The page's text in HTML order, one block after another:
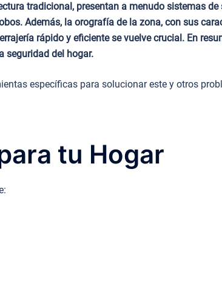
tradicional, presentan a menudo sistemas
Además, la orografía de la zona, con sus
rápido y eficiente se vuelve crucial. En
seguridad del hogar.
específicas para solucionar este y otros
tu Hogar